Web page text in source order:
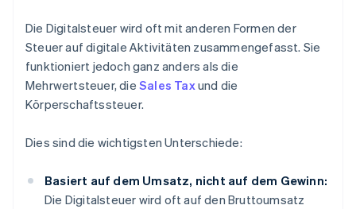
Die Digitalsteuer wird oft mit anderen Formen der
Steuer auf digitale Aktivitäten zusammengefasst. Sie
funktioniert jedoch ganz anders als die
Mehrwertsteuer, die Sales Taxund die
Körperschaftssteuer.
Dies sind die wichtigsten Unterschiede:
Basiert auf dem Umsatz, nicht auf dem Gewinn:
Die Digitalsteuer wird oft auf den Bruttoumsatz